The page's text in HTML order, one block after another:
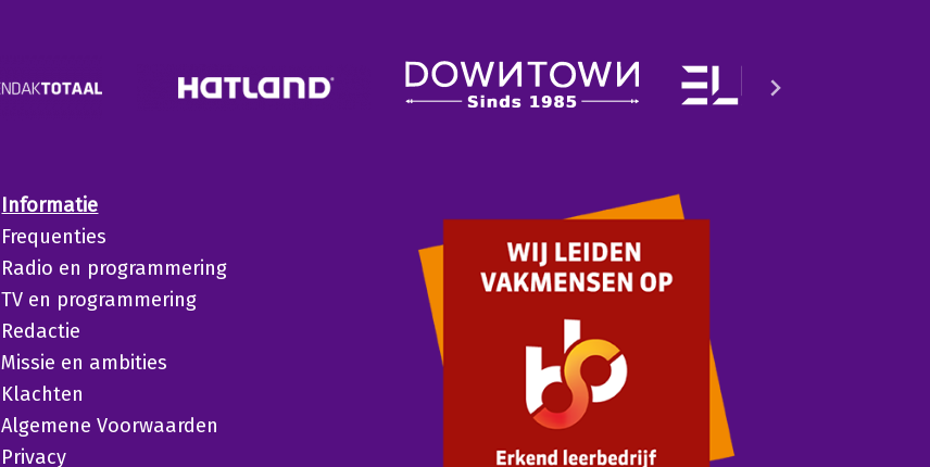
Informatie
Frequenties
Radio en programmering
TV en programmering
Redactie
Missie en ambities
Klachten
Algemene Voorwaarden
Privacy